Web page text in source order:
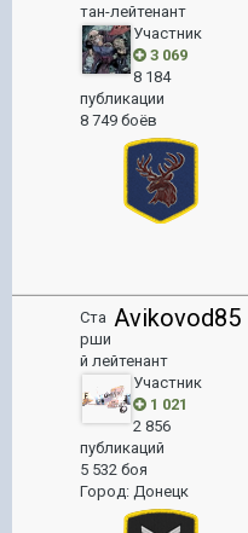
тан-лейтенант
Участник
3 069
8 184
публикации
8 749 боёв
Avikovod85
Ста
рши
й лейтенант
Участник
1 021
2 856
публикаций
5 532 боя
Город: Донецк